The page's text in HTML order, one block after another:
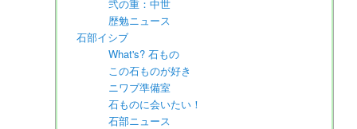
弐の重：中世
歴勉ニュース
石部イシブ
What's? 石もの
この石ものが好き
ニワブ準備室
石ものに会いたい！
石部ニュース